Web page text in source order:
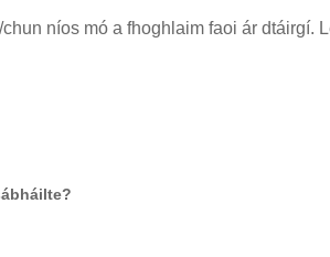
chun níos mó a fhoghlaim faoi ár dtáirgí.